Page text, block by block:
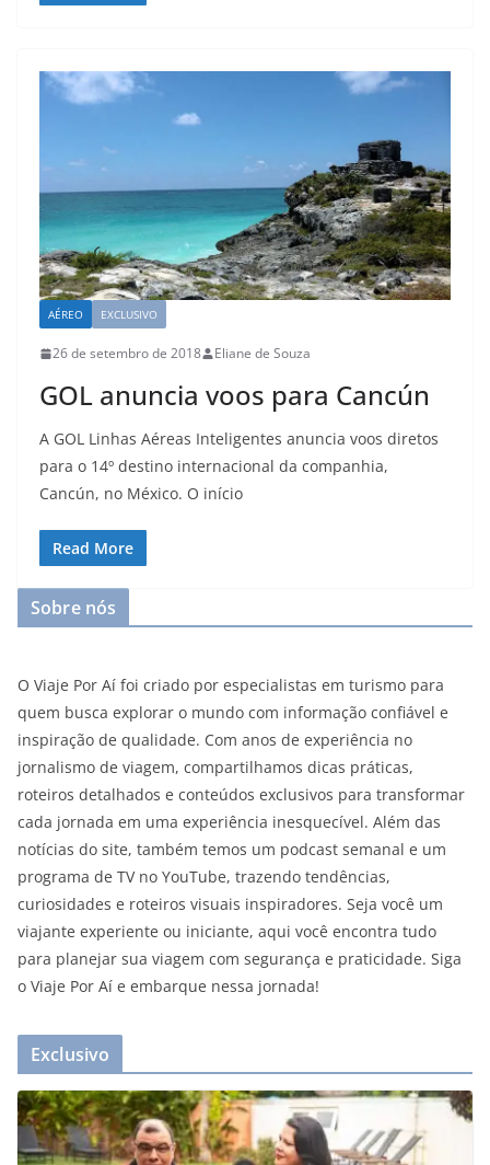
AÉREO EXCLUSIVO
26 de setembro de 2018 Eliane de Souza
GOL anuncia voos para Cancún
A GOL Linhas Aéreas Inteligentes anuncia voos diretos
para o 14º destino internacional da companhia,
Cancún, no México. O início
Read More
Sobre nós
O Viaje Por Aí foi criado por especialistas em turismo para
quem busca explorar o mundo com informação confiável e
inspiração de qualidade. Com anos de experiência no
jornalismo de viagem, compartilhamos dicas práticas,
roteiros detalhados e conteúdos exclusivos para transformar
cada jornada em uma experiência inesquecível. Além das
notícias do site, também temos um podcast semanal e um
programa de TV no YouTube, trazendo tendências,
curiosidades e roteiros visuais inspiradores. Seja você um
viajante experiente ou iniciante, aqui você encontra tudo
para planejar sua viagem com segurança e praticidade. Siga
o Viaje Por Aí e embarque nessa jornada!
Exclusivo